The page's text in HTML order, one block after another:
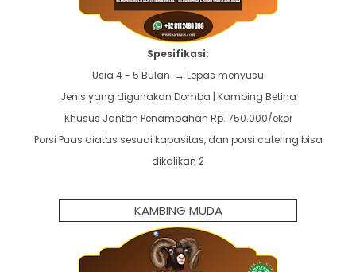
Spesifikasi:
Usia 4 - 5 Bulan → Lepas menyusu
Jenis yang digunakan Domba | Kambing Betina
Khusus Jantan Penambahan Rp. 750.000/ekor
Porsi Puas diatas sesuai kapasitas, dan porsi catering bisa
dikalikan 2
KAMBING MUDA